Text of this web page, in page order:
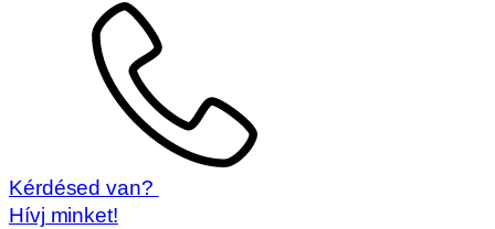
Kérdésed van?
Hívj minket!